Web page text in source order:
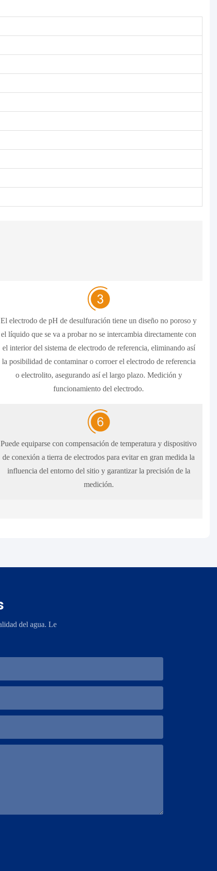
El electrodo de pH de desulfuración tiene un diseño no poroso y
el líquido que se va a probar no se intercambia directamente con
el interior del sistema de electrodo de referencia, eliminando así
la posibilidad de contaminar o corroer el electrodo de referencia
o electrolito, asegurando así el largo plazo. Medición y
funcionamiento del electrodo.
Puede equiparse con compensación de temperatura y dispositivo
de conexión a tierra de electrodos para evitar en gran medida la
influencia del entorno del sitio y garantizar la precisión de la
medición.
del agua. Le